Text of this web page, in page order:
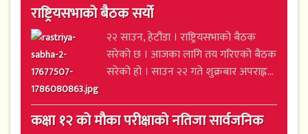
राष्ट्रियसभाको बैठक सर्यो
२२ साउन, हेटौंडा । राष्ट्रियसभाको बैठक
सरेको छ । आजका लागि तय गरिएको बैठक
सरेको हो । साउन २२ गते शुक्रबार अपराह्न...
कक्षा १२ को मौका परीक्षाको नतिजा सार्वजनिक